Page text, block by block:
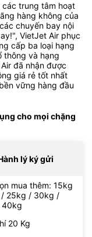
các trung tâm hoạt
hàng không của
chuyến bay nội
VietJet Air phục
cấp ba loại hạng
thông và hạng
đã nhận được
giá rẻ tốt nhất
vững hàng đầu
cho mọi chặng
lý ký gửi
mua thêm: 15kg
25kg / 30kg /
20 Kg